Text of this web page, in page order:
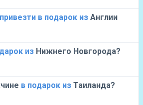
привезти в подарок из Англии
из Нижнего Новгорода?
в подарок из Таиланда?